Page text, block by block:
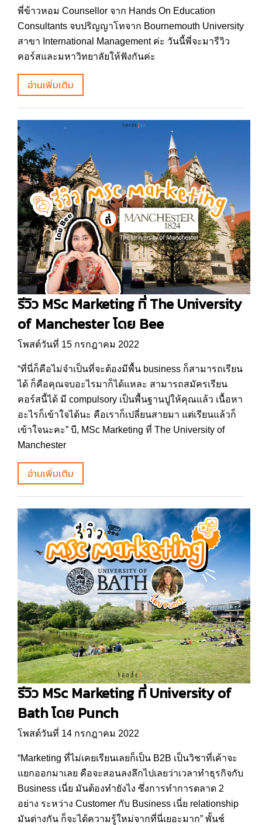
พี่ข้าวหอม Counsellor จาก Hands On Education
Consultants จบปริญญาโทจาก Bournemouth University
สาขา International Management ค่ะ วันนี้พี่จะมารีวิว
คอร์สและมหาวิทยาลัยให้ฟังกันค่ะ
อ่านเพิ่มเติม
รีวิว MSc Marketing ที่ The University
of Manchester โดย Bee
โพสต์วันที่ 15 กรกฎาคม 2022
“ที่นี่ก็คือไม่จำเป็นที่จะต้องมีพื้น business ก็สามารถเรียน
ได้ ก็คือคุณจบอะไรมาก็ได้แหละ สามารถสมัครเรียน
คอร์สนี้ได้ มี compulsory เป็นพื้นฐานปูให้คุณแล้ว เนื้อหา
อะไรก็เข้าใจได้นะ คือเราก็เปลี่ยนสายมา แต่เรียนแล้วก็
เข้าใจนะคะ” บี, MSc Marketing ที่ The University of
Manchester
อ่านเพิ่มเติม
รีวิว MSc Marketing ที่ University of
Bath โดย Punch
โพสต์วันที่ 14 กรกฎาคม 2022
“Marketing ที่ไม่เคยเรียนเลยก็เป็น B2B เป็นวิชาที่เค้าจะ
แยกออกมาเลย คือจะสอนลงลึกไปเลยว่าเวลาทำธุรกิจกับ
Business เนี่ย มันต้องทำยังไง ซึ่งการทำการตลาด 2
อย่าง ระหว่าง Customer กับ Business เนี่ย relationship
มันต่างกัน ก็จะได้ความรู้ใหม่จากที่นี่เยอะมาก” พั้นช์